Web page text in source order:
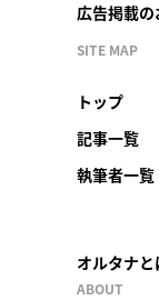
広告掲載
SITE MAP
トップ
記事一覧
執筆者一覧
オルタナと
ABOUT